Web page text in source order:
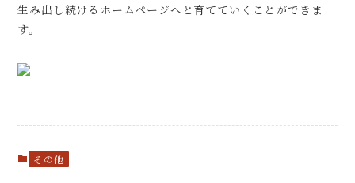
生み出し続けるホームページへと育てていくことができま
す。
その他